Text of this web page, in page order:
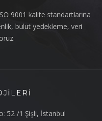
9001 kalite standartlarına
bulut yedekleme, veri
52 /1 Şişli, İstanbul